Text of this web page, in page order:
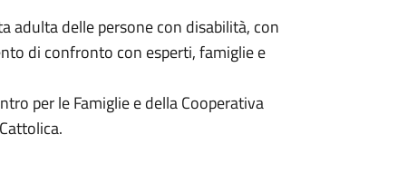
adulta delle persone con disabilità, con
di confronto con esperti, famiglie e
per le Famiglie e della Cooperativa